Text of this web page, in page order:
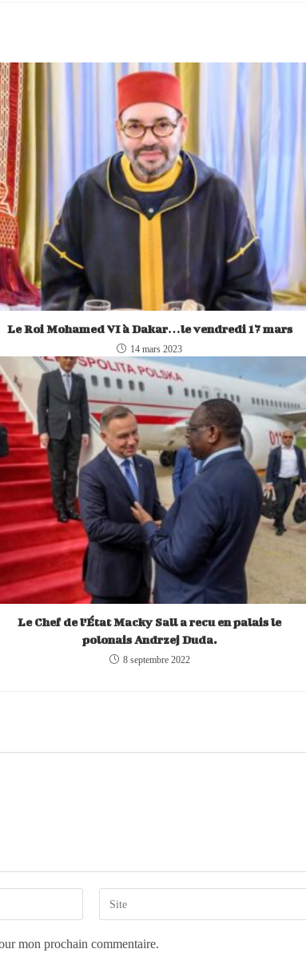
Le Roi Mohamed VI à Dakar…le vendredi 17 mars
14 mars 2023
Le Chef de l’État Macky Sall a recu en palais le
polonais Andrzej Duda.
8 septembre 2022
mon prochain commentaire.